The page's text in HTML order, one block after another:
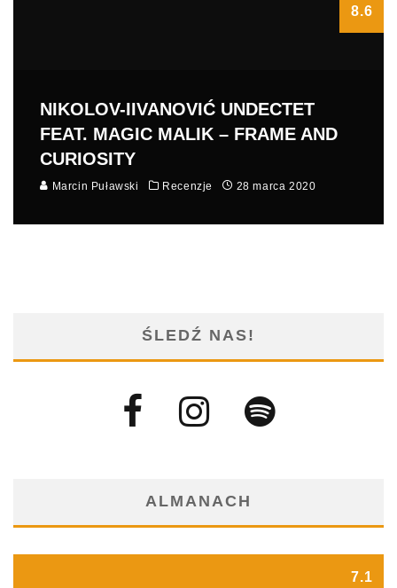
8.6
NIKOLOV-IIVANOVIĆ UNDECTET
FEAT. MAGIC MALIK – FRAME AND
CURIOSITY
Marcin Puławski Recenzje 28 marca 2020
ŚLEDŹ NAS!
ALMANACH
7.1